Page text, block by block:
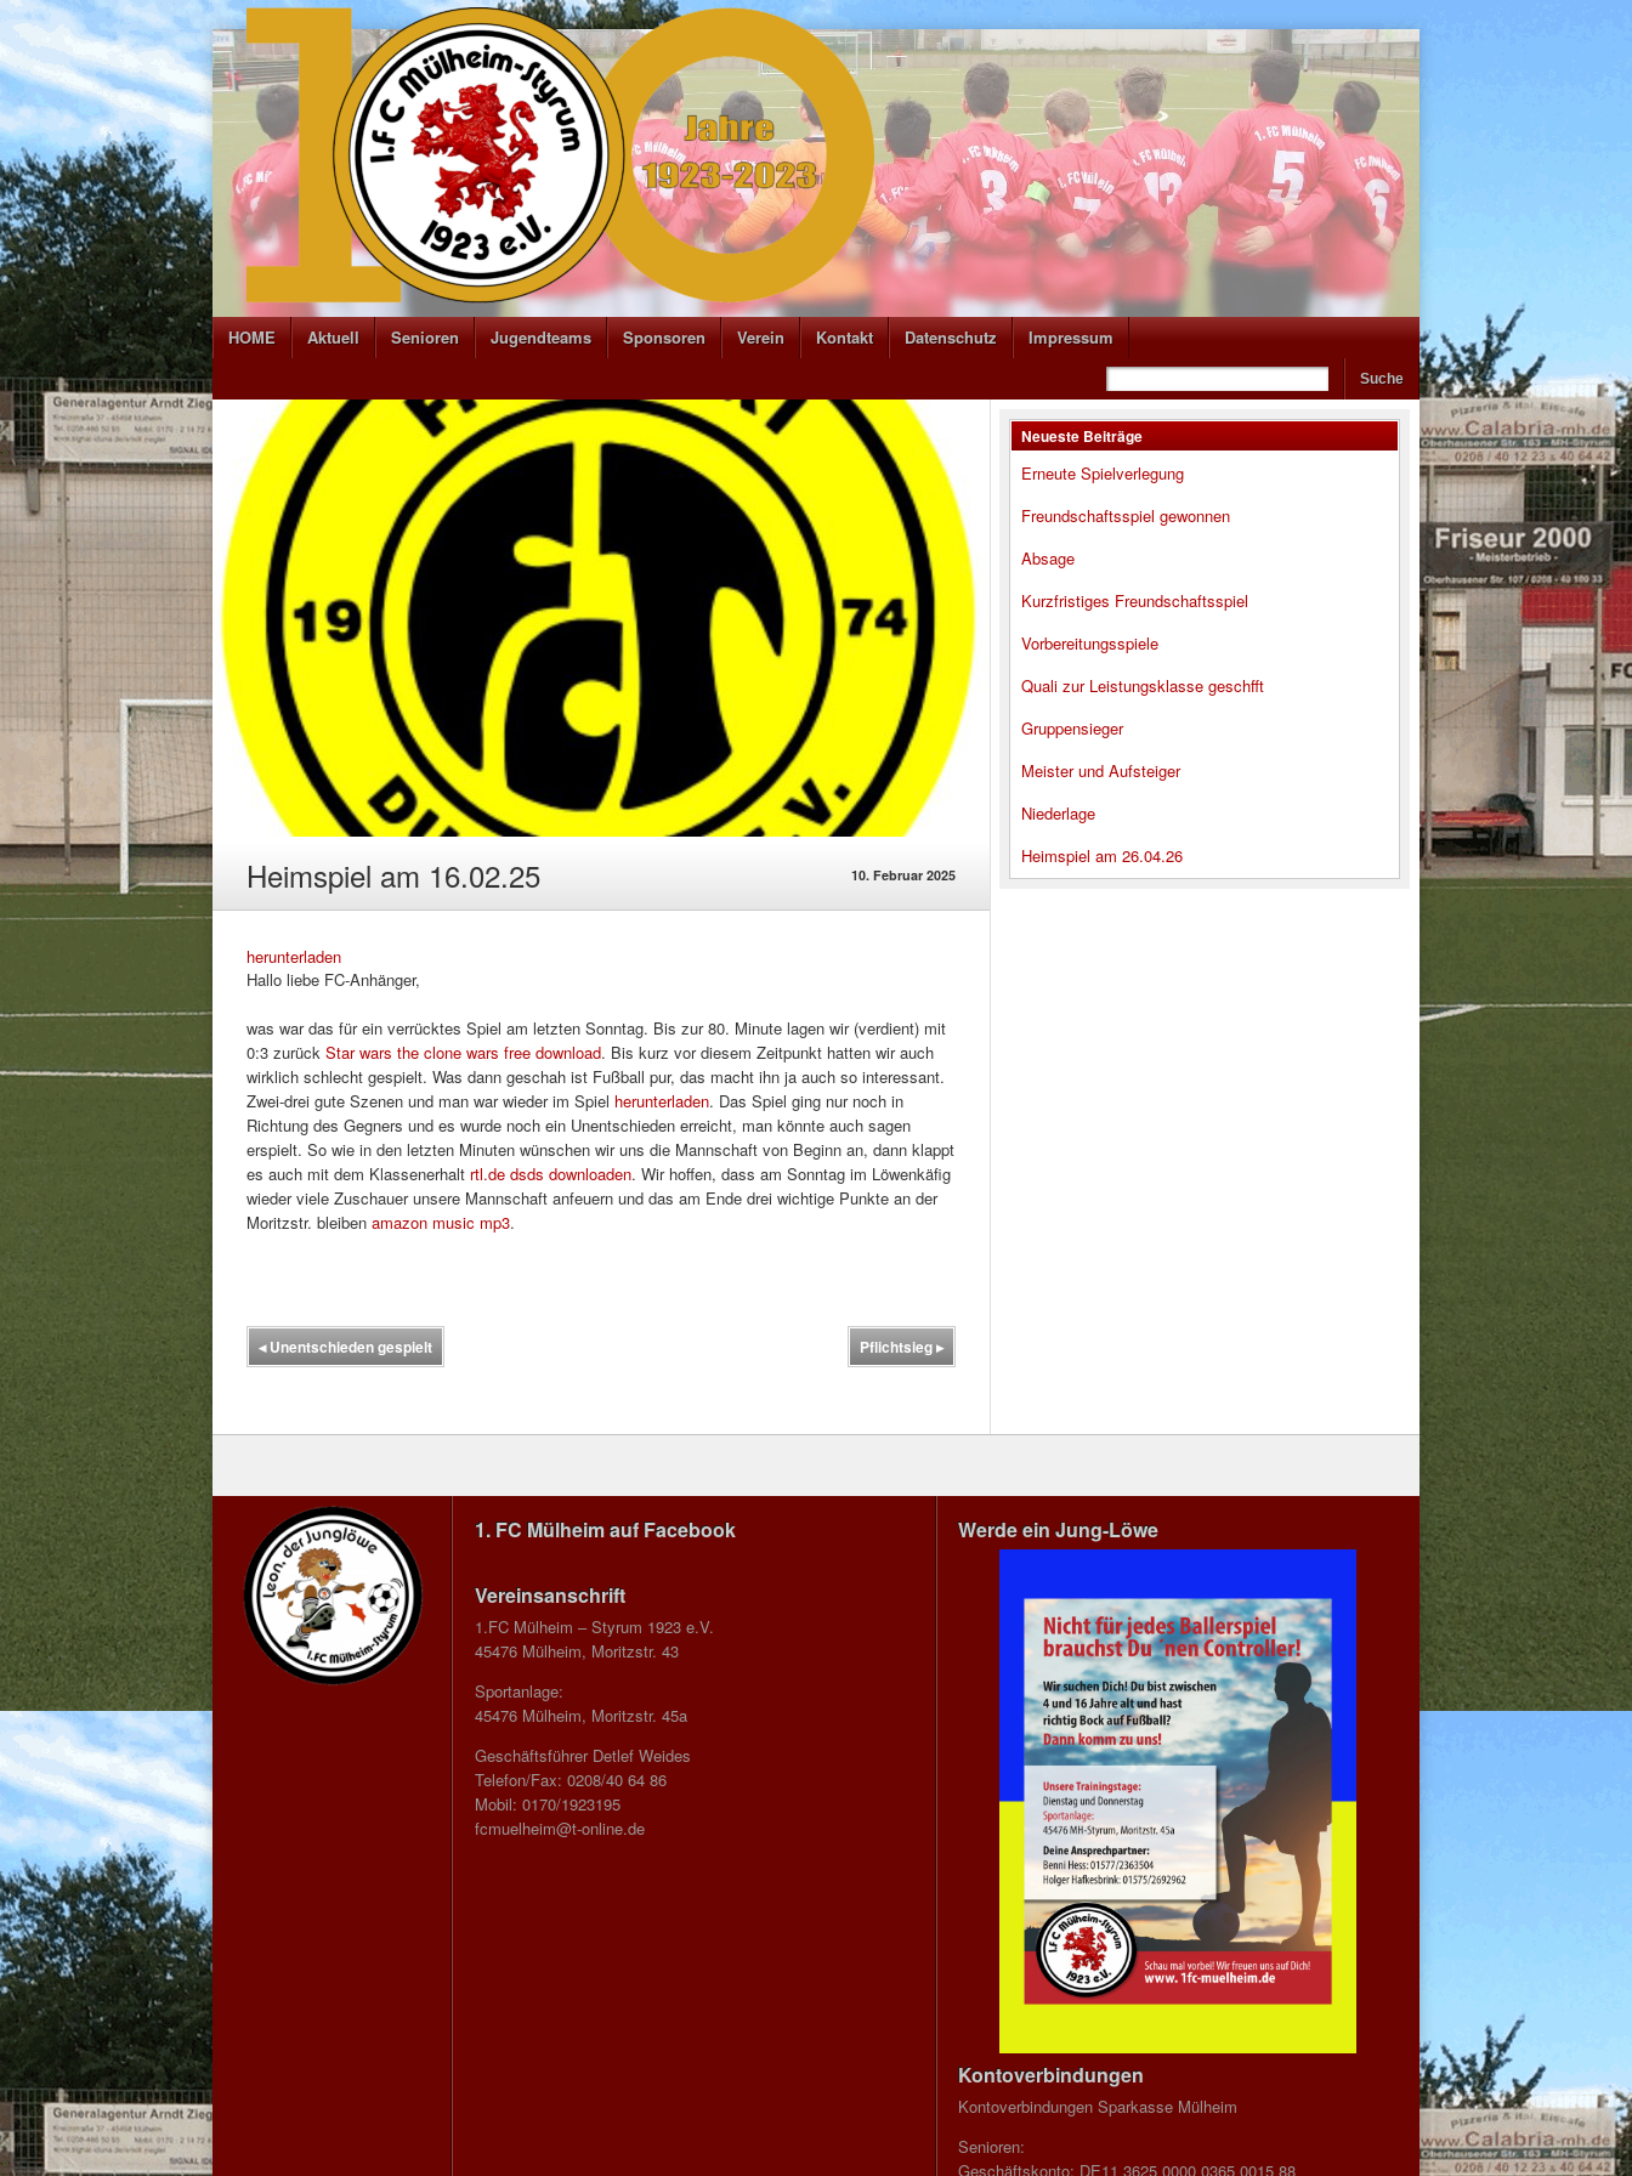
HOME Aktuell Senioren Jugendteams Sponsoren Verein Kontakt Datenschutz Impressum
Heimspiel am 16.02.25 10. Februar 2025
herunterladen
Hallo liebe FC-Anhänger,
was war das für ein verrücktes Spiel am letzten Sonntag. Bis zur 80. Minute lagen wir (verdient) mit
0:3 zurück Star wars the clone wars free download. Bis kurz vor diesem Zeitpunkt hatten wir auch
wirklich schlecht gespielt. Was dann geschah ist Fußball pur, das macht ihn ja auch so interessant.
Zwei-drei gute Szenen und man war wieder im Spiel herunterladen. Das Spiel ging nur noch in
Richtung des Gegners und es wurde noch ein Unentschieden erreicht, man könnte auch sagen
erspielt. So wie in den letzten Minuten wünschen wir uns die Mannschaft von Beginn an, dann klappt
es auch mit dem Klassenerhalt rtl.de dsds downloaden. Wir hoffen, dass am Sonntag im Löwenkäfig
wieder viele Zuschauer unsere Mannschaft anfeuern und das am Ende drei wichtige Punkte an der
Moritzstr. bleiben amazon music mp3.
◂Unentschieden gespielt Pflichtsieg▸
Neueste Beiträge
Erneute Spielverlegung
Freundschaftsspiel gewonnen
Absage
Kurzfristiges Freundschaftsspiel
Vorbereitungsspiele
Quali zur Leistungsklasse geschfft
Gruppensieger
Meister und Aufsteiger
Niederlage
Heimspiel am 26.04.26
1. FC Mülheim auf Facebook
Vereinsanschrift
1.FC Mülheim – Styrum 1923 e.V.
45476 Mülheim, Moritzstr. 43
Sportanlage:
45476 Mülheim, Moritzstr. 45a
Geschäftsführer Detlef Weides
Telefon/Fax: 0208/40 64 86
Mobil: 0170/1923195
fcmuelheim@t-online.de
Werde ein Jung-Löwe
Kontoverbindungen
Kontoverbindungen Sparkasse Mülheim
Senioren:
Geschäftskonto: DE11 3625 0000 0365 0015 88